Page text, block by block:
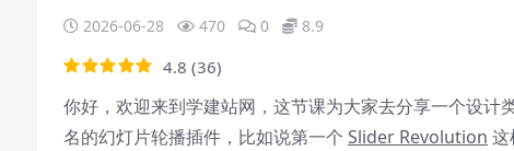
2026-06-28 470 0 8.9
4.8 (36)
你好，欢迎来到学建站网，这节课为大家去分享一个设
名的幻灯片轮播插件，比如说第一个 Slider Revolution